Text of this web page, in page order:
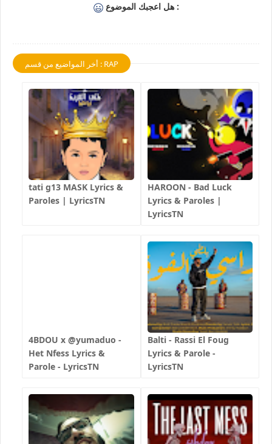
هل اعجبك الموضوع :
أخر المواضيع من قسم : RAP
tati g13 MASK Lyrics &
Paroles | LyricsTN
HAROON - Bad Luck
Lyrics & Paroles |
LyricsTN
4BDOU x ‪@yumaduo‬ -
Het Nfess Lyrics &
Parole - LyricsTN
Balti - Rassi El Foug
Lyrics & Parole -
LyricsTN